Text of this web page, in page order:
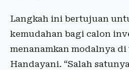
Langkah ini bertujuan
kemudahan bagi calon
menanamkan modalnya
Handayani. “Salah